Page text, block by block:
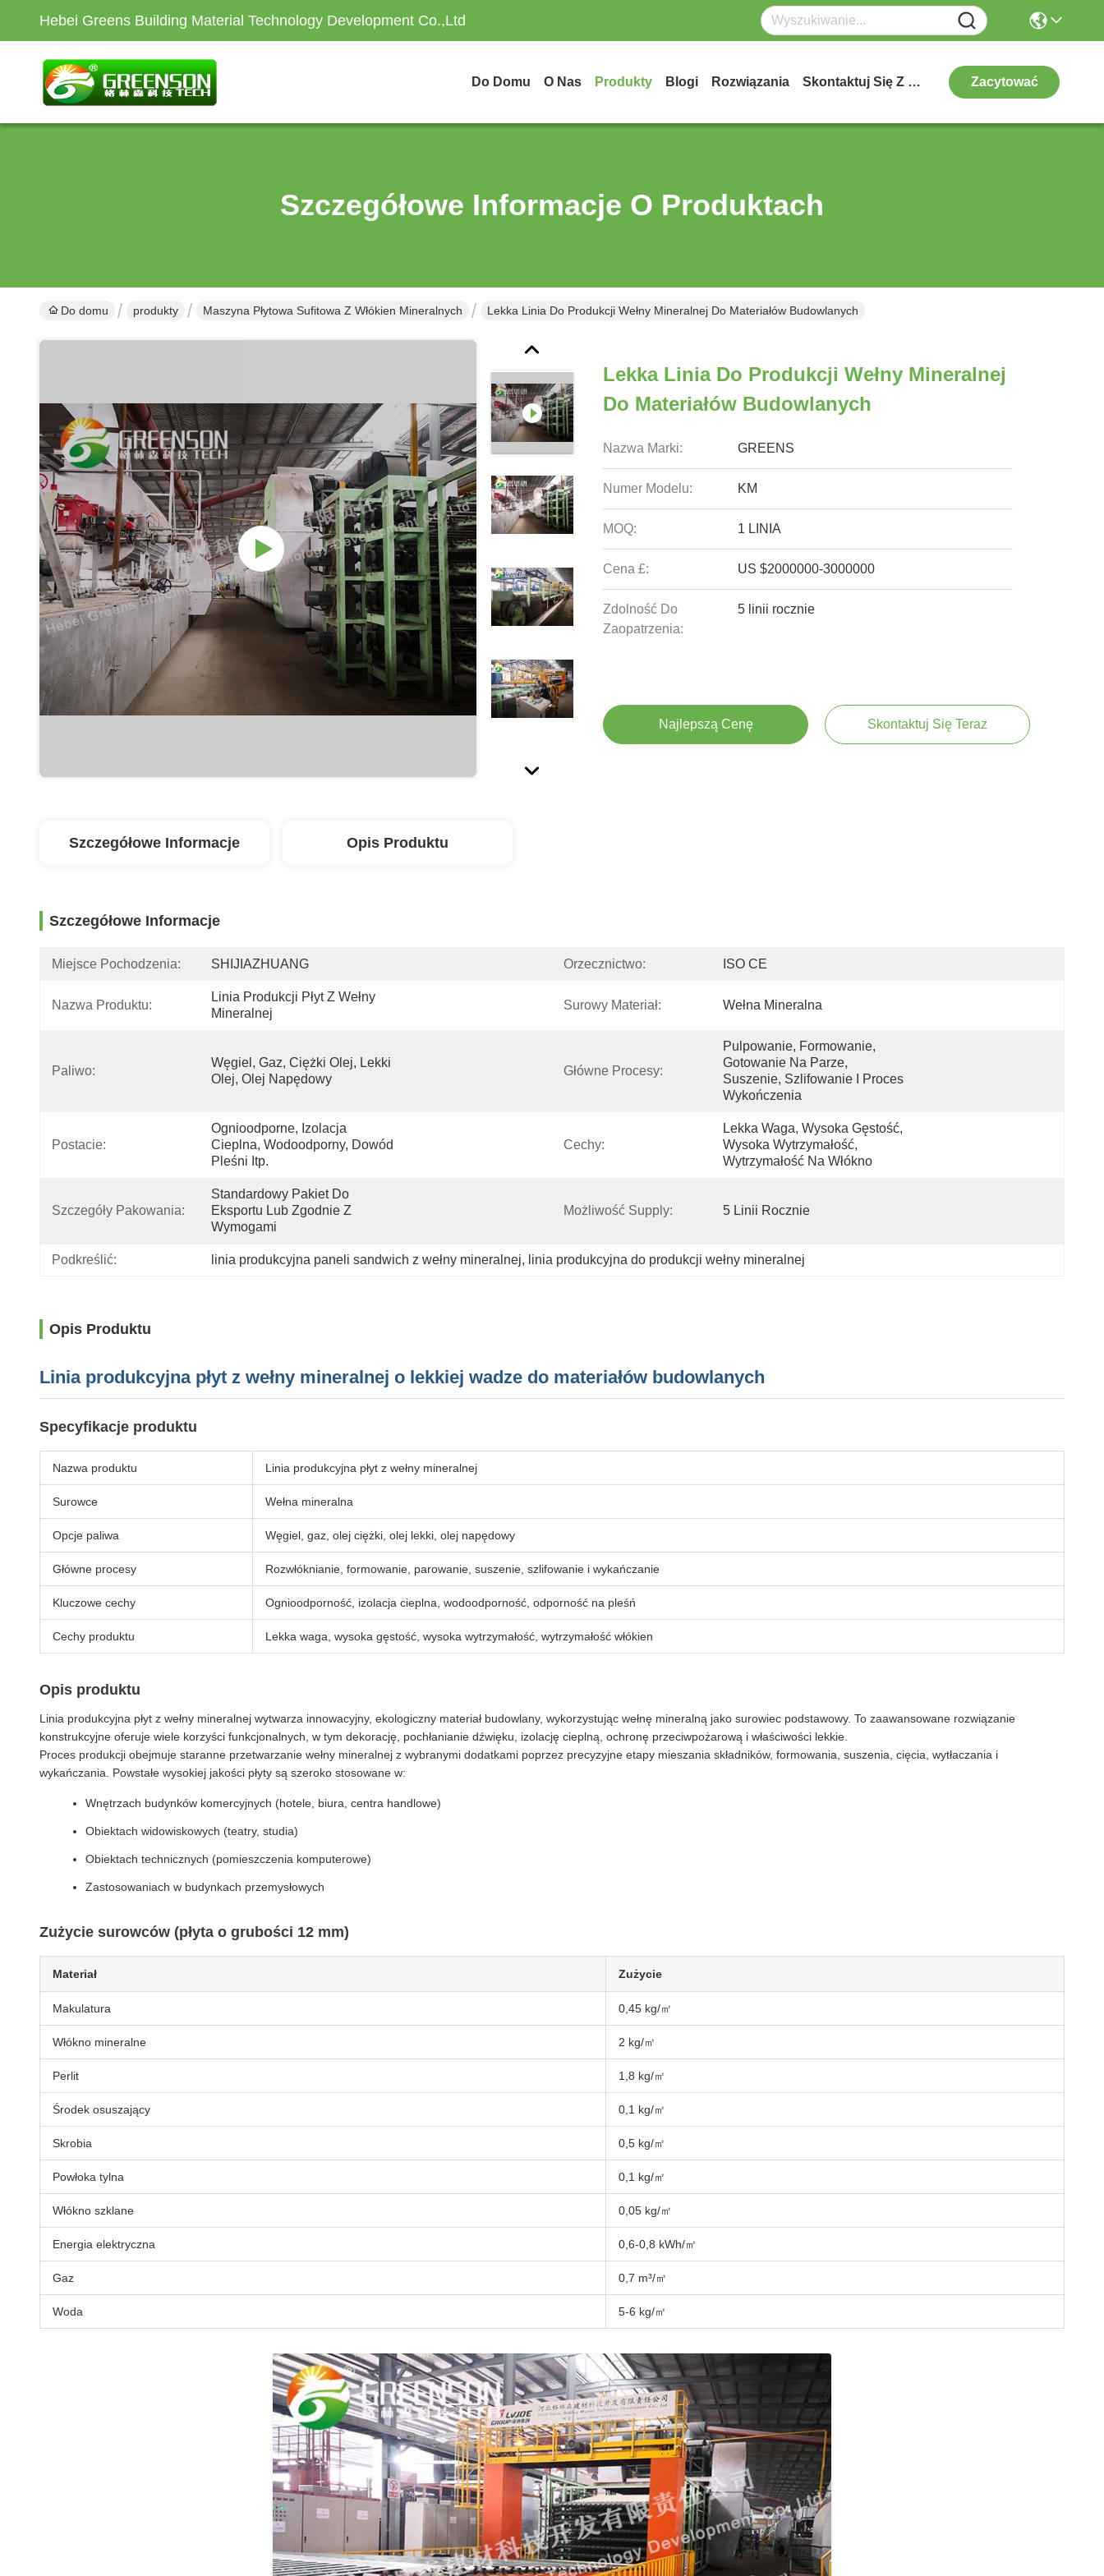
Hebei Greens Building Material Technology Development Co.,Ltd
Do Domu O Nas Produkty Blogi Rozwiązania Skontaktuj Się Z Nami Zacytować
Szczegółowe Informacje O Produktach
Do domu produkty Maszyna Płytowa Sufitowa Z Włókien Mineralnych Lekka Linia Do Produkcji Wełny Mineralnej Do Materiałów Budowlanych
Lekka Linia Do Produkcji Wełny Mineralnej
Do Materiałów Budowlanych
Nazwa Marki: GREENS
Numer Modelu: KM
MOQ: 1 LINIA
Cena £: US $2000000-3000000
Zdolność Do
Zaopatrzenia:
5 linii rocznie
Najlepszą Cenę Skontaktuj Się Teraz
Szczegółowe Informacje Opis Produktu
Szczegółowe Informacje
Miejsce Pochodzenia: SHIJIAZHUANG Orzecznictwo: ISO CE
Nazwa Produktu:
Linia Produkcji Płyt Z Wełny
Mineralnej
Surowy Materiał: Wełna Mineralna
Paliwo:
Węgiel, Gaz, Ciężki Olej, Lekki
Olej, Olej Napędowy
Główne Procesy:
Pulpowanie, Formowanie,
Gotowanie Na Parze,
Suszenie, Szlifowanie I Proces
Wykończenia
Postacie:
Ognioodporne, Izolacja
Cieplna, Wodoodporny, Dowód
Pleśni Itp.
Cechy:
Lekka Waga, Wysoka Gęstość,
Wysoka Wytrzymałość,
Wytrzymałość Na Włókno
Szczegóły Pakowania:
Standardowy Pakiet Do
Eksportu Lub Zgodnie Z
Wymogami
Możliwość Supply: 5 Linii Rocznie
Podkreślić: linia produkcyjna paneli sandwich z wełny mineralnej, linia produkcyjna do produkcji wełny mineralnej
Opis Produktu
Linia produkcyjna płyt z wełny mineralnej o lekkiej wadze do materiałów budowlanych
Specyfikacje produktu
Nazwa produktu Linia produkcyjna płyt z wełny mineralnej
Surowce Wełna mineralna
Opcje paliwa Węgiel, gaz, olej ciężki, olej lekki, olej napędowy
Główne procesy Rozwłóknianie, formowanie, parowanie, suszenie, szlifowanie i wykańczanie
Kluczowe cechy Ognioodporność, izolacja cieplna, wodoodporność, odporność na pleśń
Cechy produktu Lekka waga, wysoka gęstość, wysoka wytrzymałość, wytrzymałość włókien
Opis produktu
Linia produkcyjna płyt z wełny mineralnej wytwarza innowacyjny, ekologiczny materiał budowlany, wykorzystując wełnę mineralną jako surowiec podstawowy. To zaawansowane rozwiązanie
konstrukcyjne oferuje wiele korzyści funkcjonalnych, w tym dekorację, pochłanianie dźwięku, izolację cieplną, ochronę przeciwpożarową i właściwości lekkie.
Proces produkcji obejmuje staranne przetwarzanie wełny mineralnej z wybranymi dodatkami poprzez precyzyjne etapy mieszania składników, formowania, suszenia, cięcia, wytłaczania i
wykańczania. Powstałe wysokiej jakości płyty są szeroko stosowane w:
Wnętrzach budynków komercyjnych (hotele, biura, centra handlowe)
Obiektach widowiskowych (teatry, studia)
Obiektach technicznych (pomieszczenia komputerowe)
Zastosowaniach w budynkach przemysłowych
Zużycie surowców (płyta o grubości 12 mm)
Materiał Zużycie
Makulatura 0,45 kg/㎡
Włókno mineralne 2 kg/㎡
Perlit 1,8 kg/㎡
Środek osuszający 0,1 kg/㎡
Skrobia 0,5 kg/㎡
Powłoka tylna 0,1 kg/㎡
Włókno szklane 0,05 kg/㎡
Energia elektryczna 0,6-0,8 kWh/㎡
Gaz 0,7 m³/㎡
Woda 5-6 kg/㎡